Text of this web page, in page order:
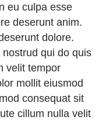
eu culpa esse
deserunt anim.
dolore.
qui do quis
velit tempor
mollit eiusmod
consequat sit
cillum nulla velit